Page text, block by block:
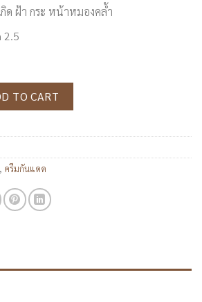
ด ฝ้า กระ หน้าหมองคล้ำ
2.5
TO CART
, ครีมกันแดด